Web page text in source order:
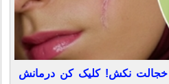
خجالت نکش! کلیک کن درمانش